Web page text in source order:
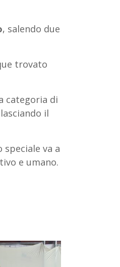
, salendo due
trovato
categoria di
il
va a
e umano.